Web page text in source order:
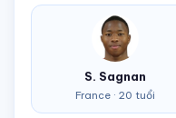
S. Sagnan
France · 20 tuổi